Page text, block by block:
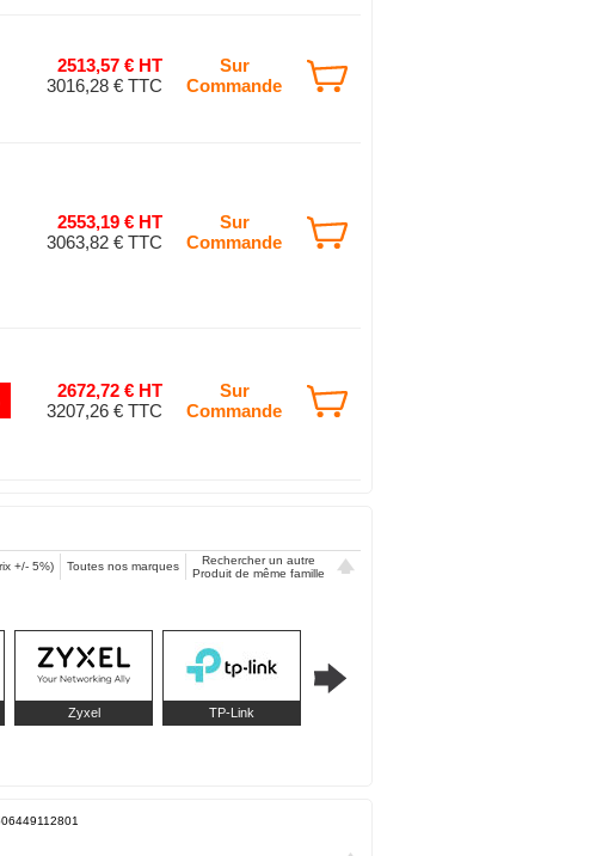
2513,57 € HT
3016,28 € TTC
Sur
Commande
2553,19 € HT
3063,82 € TTC
Sur
Commande
2672,72 € HT
3207,26 € TTC
Sur
Commande
+/- 5%) Toutes nos marques
Rechercher un autre
Produit de même famille
Zyxel TP-Link